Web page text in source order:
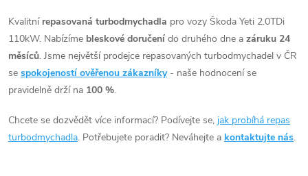
ů
ů
Scirocco 110kW, Sharan
110kW, Tiguan 110kW
v
l
á
a
Kvalitní repasovaná turbodmychadla pro vozy Škoda Yeti 2.0TDi
110kW. Nabízíme bleskové doručení do druhého dne a záruku 24
měsíců. Jsme největší prodejce repasovaných turbodmychadel v ČR
se spokojeností ověřenou zákazníky - naše hodnocení se
pravidelně drží na 100 %.
Chcete se dozvědět více informací? Podívejte se, jak probíhá repas
turbodmychadla. Potřebujete poradit? Neváhejte a kontaktujte nás.